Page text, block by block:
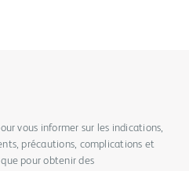
vous informer sur les indications,
précautions, complications et
pour obtenir des